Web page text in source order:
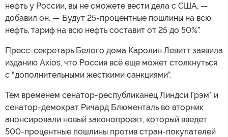
нефть у России, вы не сможете вести дела с США, —
добавил он. — Будут 25-процентные пошлины на всю
нефть, тариф на всю нефть составит от 25 до 50%”.
Пресс-секретарь Белого дома Каролин Левитт заявила
изданию Axios, что Россия всё еще может столкнуться
с “дополнительными жесткими санкциями”.
Тем временем сенатор-республиканец Линдси Грэм* и
сенатор-демократ Ричард Блюменталь во вторник
анонсировали новый законопроект, который введет
500-процентные пошлины против стран-покупателей